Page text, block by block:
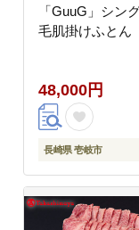
「GuuG」シン
毛肌掛けふとん
市》
48,000円
長崎県 壱岐市